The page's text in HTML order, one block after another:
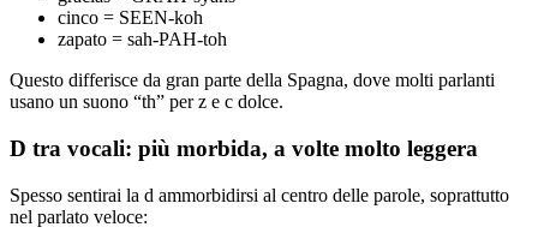
cinco = SEEN-koh
zapato = sah-PAH-toh
Questo differisce da gran parte della Spagna, dove molti parlanti
usano un suono “th” per z e c dolce.
D tra vocali: più morbida, a volte molto leggera
Spesso sentirai la d ammorbidirsi al centro delle parole, soprattutto
nel parlato veloce: